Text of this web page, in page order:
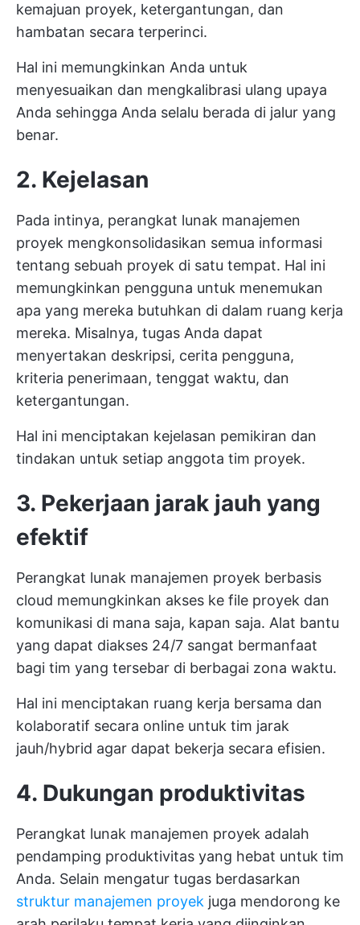
kemajuan proyek, ketergantungan, dan
hambatan secara terperinci.
Hal ini memungkinkan Anda untuk
menyesuaikan dan mengkalibrasi ulang upaya
Anda sehingga Anda selalu berada di jalur yang
benar.
2. Kejelasan
Pada intinya, perangkat lunak manajemen
proyek mengkonsolidasikan semua informasi
tentang sebuah proyek di satu tempat. Hal ini
memungkinkan pengguna untuk menemukan
apa yang mereka butuhkan di dalam ruang kerja
mereka. Misalnya, tugas Anda dapat
menyertakan deskripsi, cerita pengguna,
kriteria penerimaan, tenggat waktu, dan
ketergantungan.
Hal ini menciptakan kejelasan pemikiran dan
tindakan untuk setiap anggota tim proyek.
3. Pekerjaan jarak jauh yang
efektif
Perangkat lunak manajemen proyek berbasis
cloud memungkinkan akses ke file proyek dan
komunikasi di mana saja, kapan saja. Alat bantu
yang dapat diakses 24/7 sangat bermanfaat
bagi tim yang tersebar di berbagai zona waktu.
Hal ini menciptakan ruang kerja bersama dan
kolaboratif secara online untuk tim jarak
jauh/hybrid agar dapat bekerja secara efisien.
4. Dukungan produktivitas
Perangkat lunak manajemen proyek adalah
pendamping produktivitas yang hebat untuk tim
Anda. Selain mengatur tugas berdasarkan
struktur manajemen proyek juga mendorong ke